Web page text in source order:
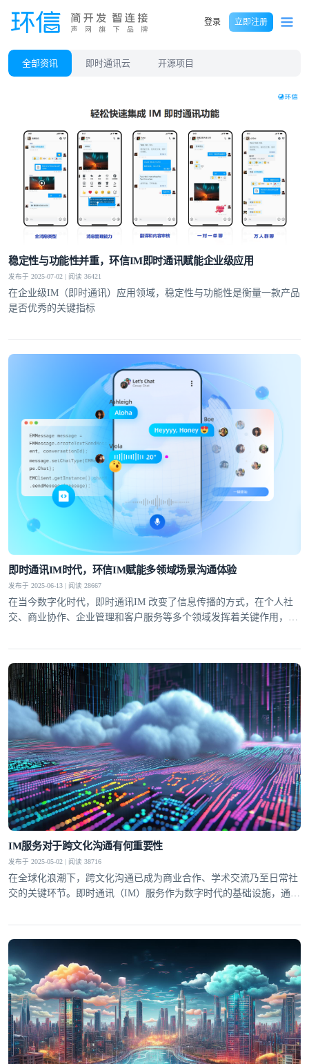
登录 立即注册
全部资讯 即时通讯云 开源项目
稳定性与功能性并重，环信IM即时通讯赋能企业级应用
发布于 2025-07-02 | 阅读 36421
在企业级IM（即时通讯）应用领域，稳定性与功能性是衡量一款产品
是否优秀的关键指标
即时通讯IM时代，环信IM赋能多领域场景沟通体验
发布于 2025-06-13 | 阅读 28667
在当今数字化时代，即时通讯IM 改变了信息传播的方式，在个人社
交、商业协作、企业管理和客户服务等多个领域发挥着关键作用，提
可靠、低延迟、高并发、安全且全球可用的服务特性，与即时通讯行
业同频发展，进行新一轮变革。
IM服务对于跨文化沟通有何重要性
发布于 2025-05-02 | 阅读 38716
在全球化浪潮下，跨文化沟通已成为商业合作、学术交流乃至日常社
交的关键环节。即时通讯（IM）服务作为数字时代的基础设施，通过
台凭借实时翻译、多模态交互等功能，不仅提升了沟通效率，更成为
文化差异的"调解者"，让不同背景的个体能够建立更深层次的连接。
这种技术赋能的沟通变革，正在重新定义"地球村"的协作